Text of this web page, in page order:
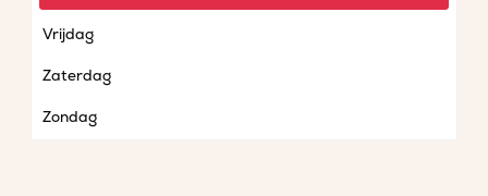
Vrijdag
Zaterdag
Zondag